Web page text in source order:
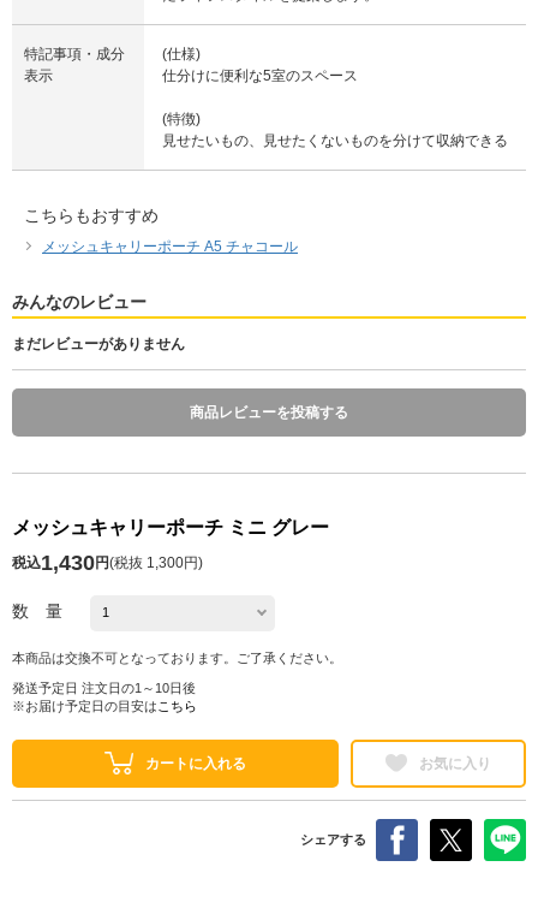
特記事項・成分
表示
(仕様)
仕分けに便利な5室のスペース
(特徴)
見せたいもの、見せたくないものを分けて収納できる
こちらもおすすめ
メッシュキャリーポーチ A5 チャコール
みんなのレビュー
まだレビューがありません
商品レビューを投稿する
メッシュキャリーポーチ ミニ グレー
税込1,430円(税抜 1,300円)
数 量
本商品は交換不可となっております。ご了承ください。
発送予定日 注文日の1～10日後
※お届け予定日の目安は こちら
カートに入れる お気に入り
シェアする